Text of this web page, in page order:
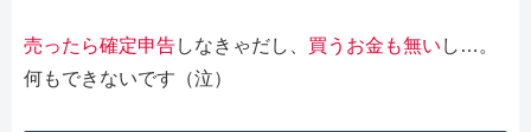
売ったら確定申告しなきゃだし、 買うお金も無い し…。
何もできないです（泣）